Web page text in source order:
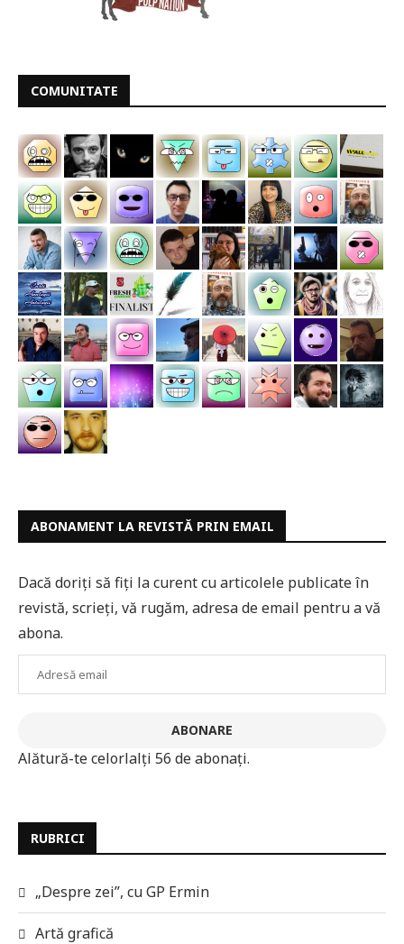
COMUNITATE
ABONAMENT LA REVISTĂ PRIN EMAIL
Dacă doriți să fiți la curent cu articolele publicate în
revistă, scrieți, vă rugăm, adresa de email pentru a vă
abona.
ABONARE
Alătură-te celorlalți 56 de abonați.
RUBRICI
„Despre zei”, cu GP Ermin
Artă grafică